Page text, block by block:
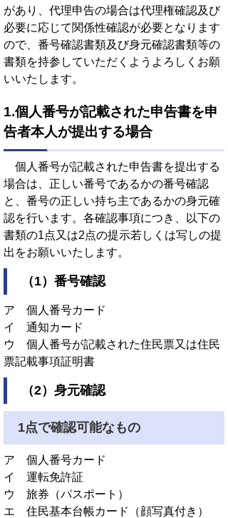
があり、代理申告の場合は代理権確認及び
必要に応じて関係性確認が必要となります
ので、番号確認書類及び身元確認書類等の
書類を持参していただくようよろしくお願
いいたします。
1.個人番号が記載された申告書を申
告者本人が提出する場合
個人番号が記載された申告書を提出する
場合は、正しい番号であるかの番号確認
と、番号の正しい持ち主であるかの身元確
認を行います。各確認事項につき、以下の
書類の1点又は2点の提示若しくは写しの提
出をお願いいたします。
（1）番号確認
ア 個人番号カード
イ 通知カード
ウ 個人番号が記載された住民票又は住民
票記載事項証明書
（2）身元確認
1点で確認可能なもの
ア 個人番号カード
イ 運転免許証
ウ 旅券（パスポート）
エ 住民基本台帳カード（顔写真付き）